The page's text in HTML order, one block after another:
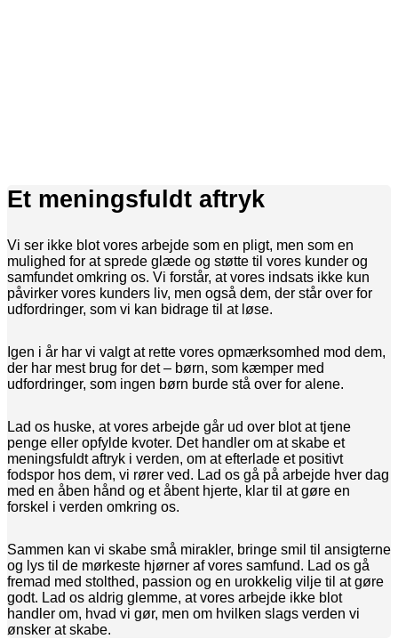
Et meningsfuldt aftryk
Vi ser ikke blot vores arbejde som en pligt, men som en
mulighed for at sprede glæde og støtte til vores kunder og
samfundet omkring os. Vi forstår, at vores indsats ikke kun
påvirker vores kunders liv, men også dem, der står over for
udfordringer, som vi kan bidrage til at løse.
Igen i år har vi valgt at rette vores opmærksomhed mod dem,
der har mest brug for det – børn, som kæmper med
udfordringer, som ingen børn burde stå over for alene.
Lad os huske, at vores arbejde går ud over blot at tjene
penge eller opfylde kvoter. Det handler om at skabe et
meningsfuldt aftryk i verden, om at efterlade et positivt
fodspor hos dem, vi rører ved. Lad os gå på arbejde hver dag
med en åben hånd og et åbent hjerte, klar til at gøre en
forskel i verden omkring os.
Sammen kan vi skabe små mirakler, bringe smil til ansigterne
og lys til de mørkeste hjørner af vores samfund. Lad os gå
fremad med stolthed, passion og en urokkelig vilje til at gøre
godt. Lad os aldrig glemme, at vores arbejde ikke blot
handler om, hvad vi gør, men om hvilken slags verden vi
ønsker at skabe.